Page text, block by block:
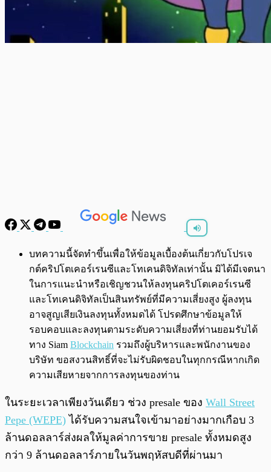
พร้อมเล่น 0:00/0:00
บทความนี้จัดทำขึ้นเพื่อให้ข้อมูลเบื้องต้นเกี่ยวกับโปรเจ
กต์คริปโตเคอร์เรนซีและโทเคนดิจิทัลเท่านั้น มิได้มีเจตนา
ในการแนะนำหรือเชิญชวนให้ลงทุนคริปโตเคอร์เรนซี
และโทเคนดิจิทัลเป็นสินทรัพย์ที่มีความเสี่ยงสูง ผู้ลงทุน
อาจสูญเสียเงินลงทุนทั้งหมดได้ โปรดศึกษาข้อมูลให้
รอบคอบและลงทุนตามระดับความเสี่ยงที่ท่านยอมรับได้
ทาง Siam Blockchain รวมถึงผู้บริหารและพนักงานของ
บริษัท ขอสงวนสิทธิ์ที่จะไม่รับผิดชอบในทุกกรณีหากเกิด
ความเสียหายจากการลงทุนของท่าน
ในระยะเวลาเพียงวันเดียว ช่วง presale ของ Wall Street
Pepe (WEPE) ได้รับความสนใจเข้ามาอย่างมากเกือบ 3
ล้านดอลลาร์ส่งผลให้มูลค่าการขาย presale ทั้งหมดสูง
กว่า 9 ล้านดอลลาร์ภายในวันพฤหัสบดีที่ผ่านมา